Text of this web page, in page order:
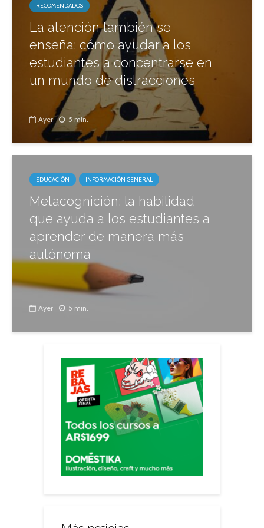
RECOMENDADOS
La atención también se
enseña: cómo ayudar a los
estudiantes a concentrarse en
un mundo de distracciones
Ayer 5 min.
EDUCACIÓN INFORMACIÓN GENERAL
Metacognición: la habilidad
que ayuda a los estudiantes a
aprender de manera más
autónoma
Ayer 5 min.